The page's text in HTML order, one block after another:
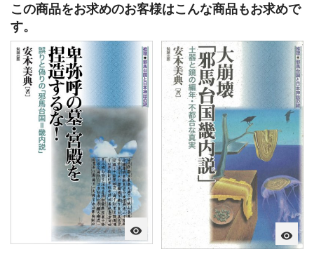
この商品をお求めのお客様はこんな商品もお求めで
す。
visibility visibility